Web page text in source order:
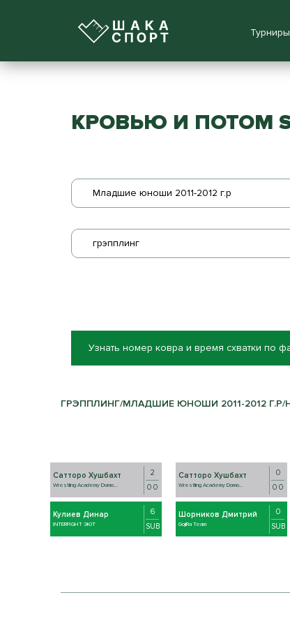
КРОВЬЮ И ПОТОМ
Младшие юноши 2011-2012 г.р
грэпплинг
Узнать номер ковра и время схватки по
ГРЭППЛИНГ/МЛАДШИЕ ЮНОШИ 2011-2012 Г.Р/
Сатторо Хушбахт
Wrestling Academy Domo...
2
0 0
Кулиев Динар
INTERFIGHT ЭЮТ
6
SUB
Сатторо Хушбахт
Wrestling Academy Domo...
0
0 0
Шорников Дмитрий
GojiRa Team
0
SUB